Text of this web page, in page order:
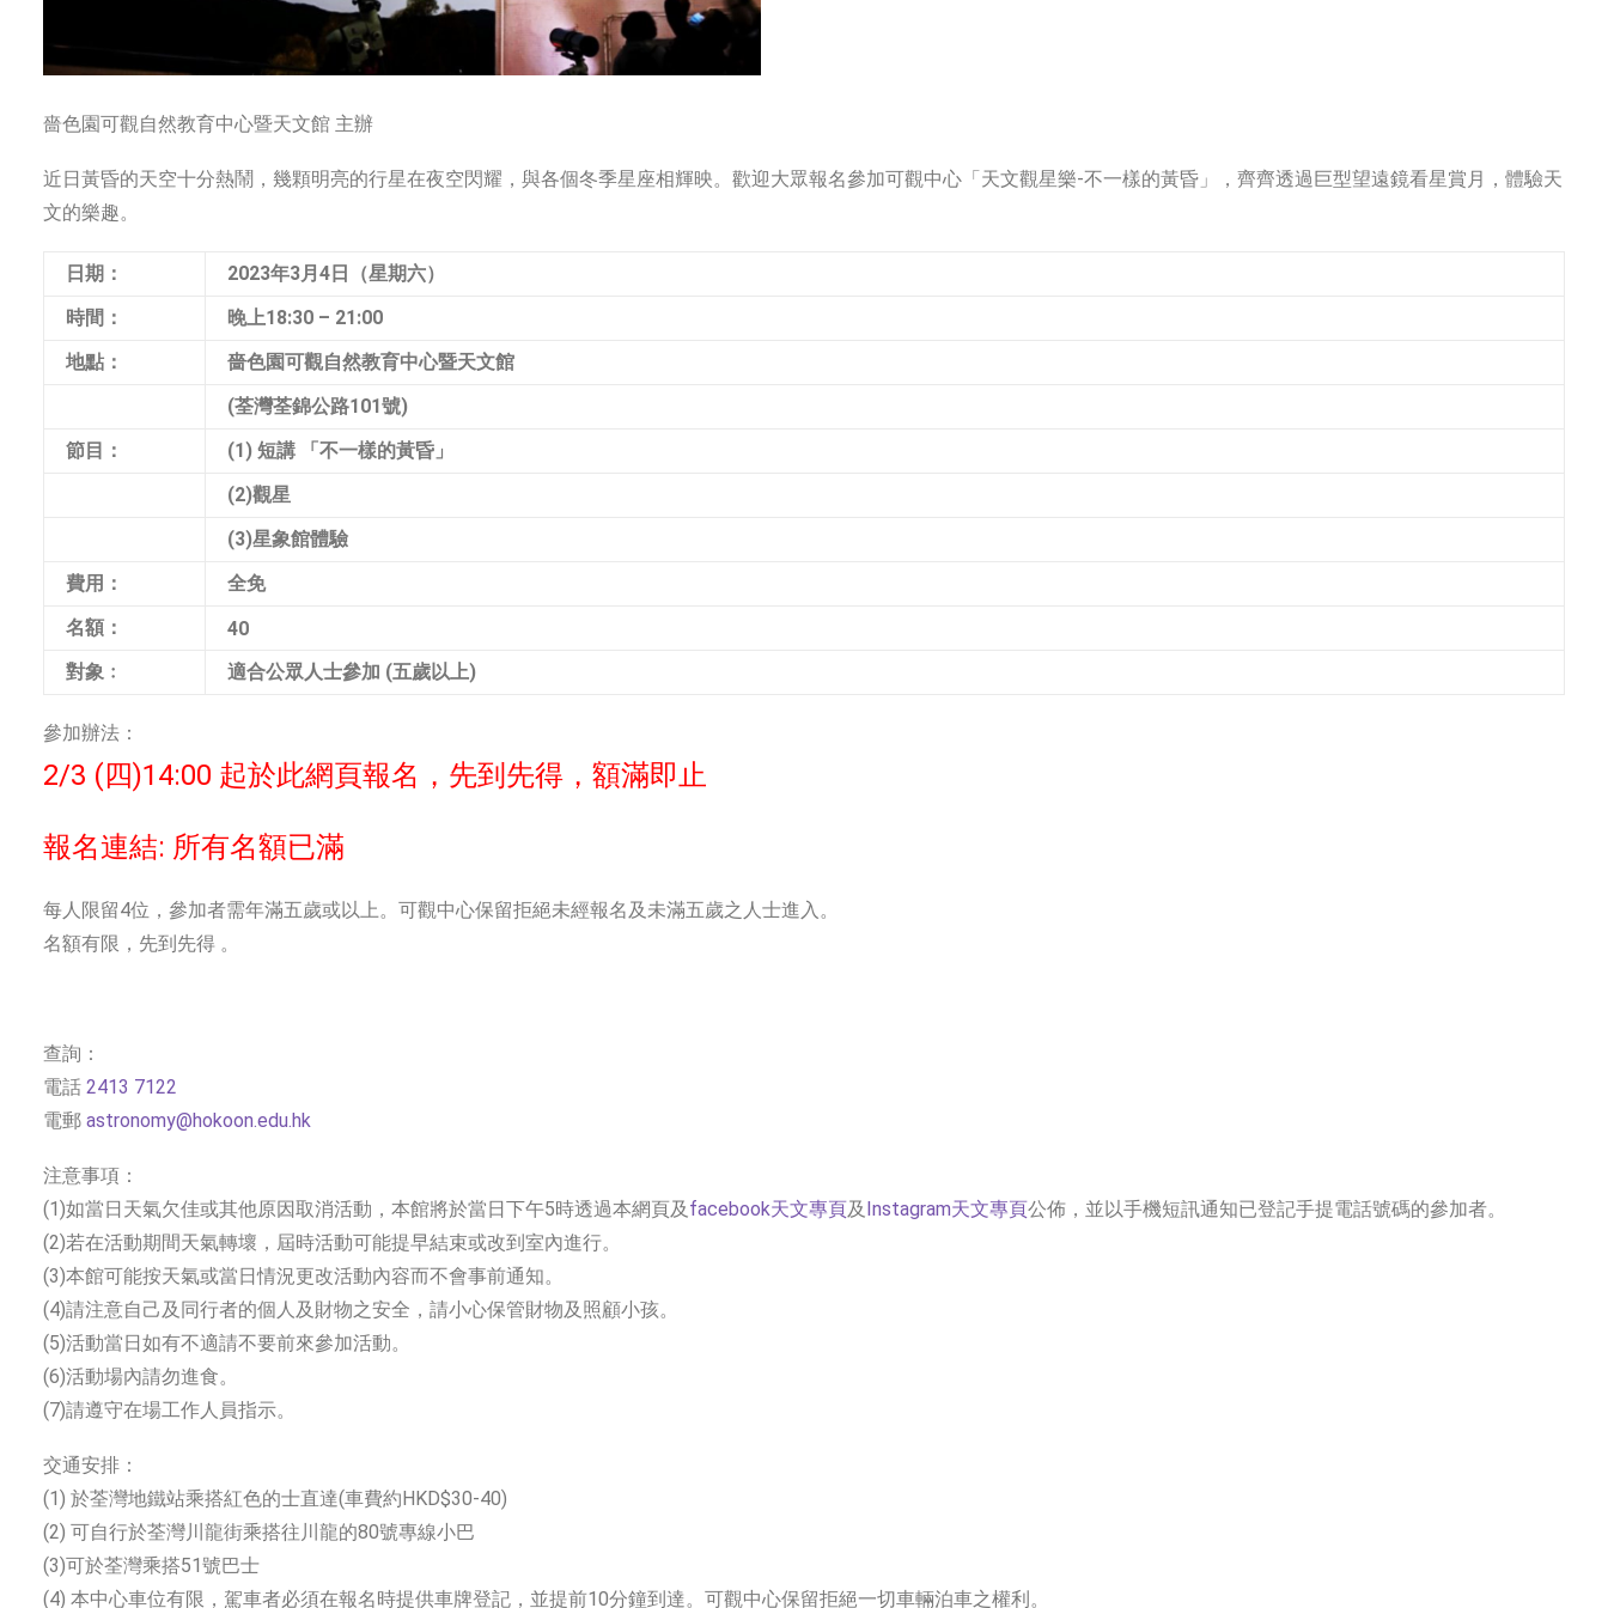
嗇色園可觀自然教育中心暨天文館 主辦
近日黃昏的天空十分熱鬧，幾顆明亮的行星在夜空閃耀，與各個冬季星座相輝映。歡迎大眾報名參加可觀中心「天文觀星樂-不一樣的黃昏」，齊齊透過巨型望遠鏡看星賞月，體驗天
文的樂趣。
日期：
2023年3月4日（星期六）
時間：
晚上18:30 – 21:00
地點：
嗇色園可觀自然教育中心暨天文館
(荃灣荃錦公路101號)
節目：
(1) 短講 「不一樣的黃昏」
(2)觀星
(3)星象館體驗
費用：
全免
名額：
40
對象﹕
適合公眾人士參加 (五歲以上)
參加辦法：
2/3 (四)14:00 起於此網頁報名，先到先得，額滿即止
報名連結: 所有名額已滿
每人限留4位，參加者需年滿五歲或以上。可觀中心保留拒絕未經報名及未滿五歲之人士進入。
名額有限，先到先得 。
查詢：
電話 2413 7122
電郵 astronomy@hokoon.edu.hk
注意事項：
(1)如當日天氣欠佳或其他原因取消活動，本館將於當日下午5時透過本網頁及 facebook天文專頁及 Instagram天文專頁公佈，並以手機短訊通知已登記手提電話號碼的參加者。
(2)若在活動期間天氣轉壞，屆時活動可能提早結束或改到室內進行。
(3)本館可能按天氣或當日情況更改活動內容而不會事前通知。
(4)請注意自己及同行者的個人及財物之安全，請小心保管財物及照顧小孩。
(5)活動當日如有不適請不要前來參加活動。
(6)活動場內請勿進食。
(7)請遵守在場工作人員指示。
交通安排：
(1) 於荃灣地鐵站乘搭紅色的士直達(車費約HKD$30-40)
(2) 可自行於荃灣川龍街乘搭往川龍的80號專線小巴
(3)可於荃灣乘搭51號巴士
(4) 本中心車位有限，駕車者必須在報名時提供車牌登記，並提前10分鐘到達。可觀中心保留拒絕一切車輛泊車之權利。